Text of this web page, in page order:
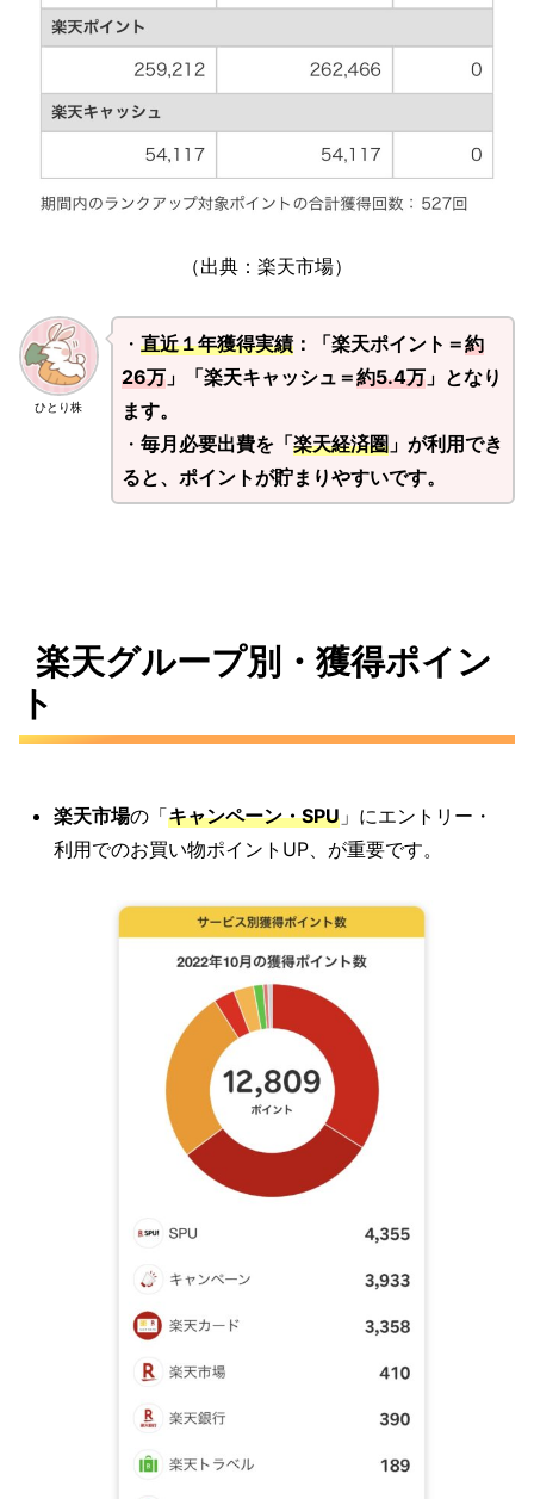
（出典：楽天市場）
ひとり株
・ 直近１年獲得実績：「楽天ポイント＝約
26万」「楽天キャッシュ＝約5.4万」となり
ます。
・ 毎月必要出費を「楽天経済圏」が利用でき
ると、ポイントが貯まりやすいです。
楽天グループ別・獲得ポイン
ト
楽天市場の「キャンペーン・SPU 」にエントリー・
利用でのお買い物ポイントUP、が重要です。